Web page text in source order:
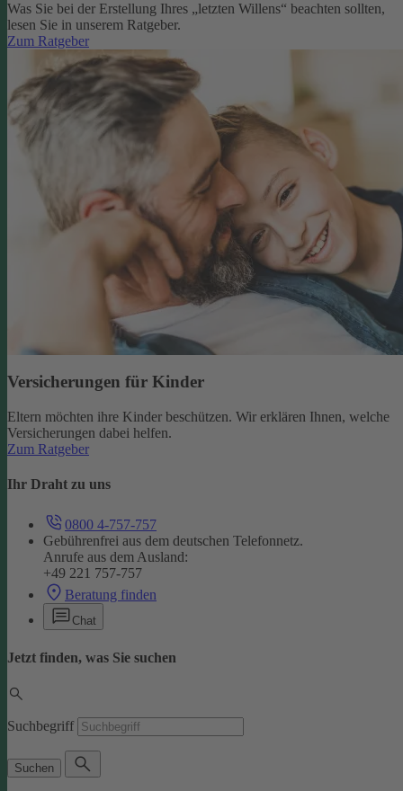
Was Sie bei der Erstellung Ihres „letzten Willens“ beachten sollten,
lesen Sie in unserem Ratgeber.
Zum Ratgeber
Versicherungen für Kinder
Eltern möchten ihre Kinder beschützen. Wir erklären Ihnen, welche
Versicherungen dabei helfen.
Zum Ratgeber
Ihr Draht zu uns
0800 4-757-757
Gebührenfrei aus dem deutschen Telefonnetz.
Anrufe aus dem Ausland:
+49 221 757-757
Beratung finden
Chat
Jetzt finden, was Sie suchen
Suchbegriff
Suchen